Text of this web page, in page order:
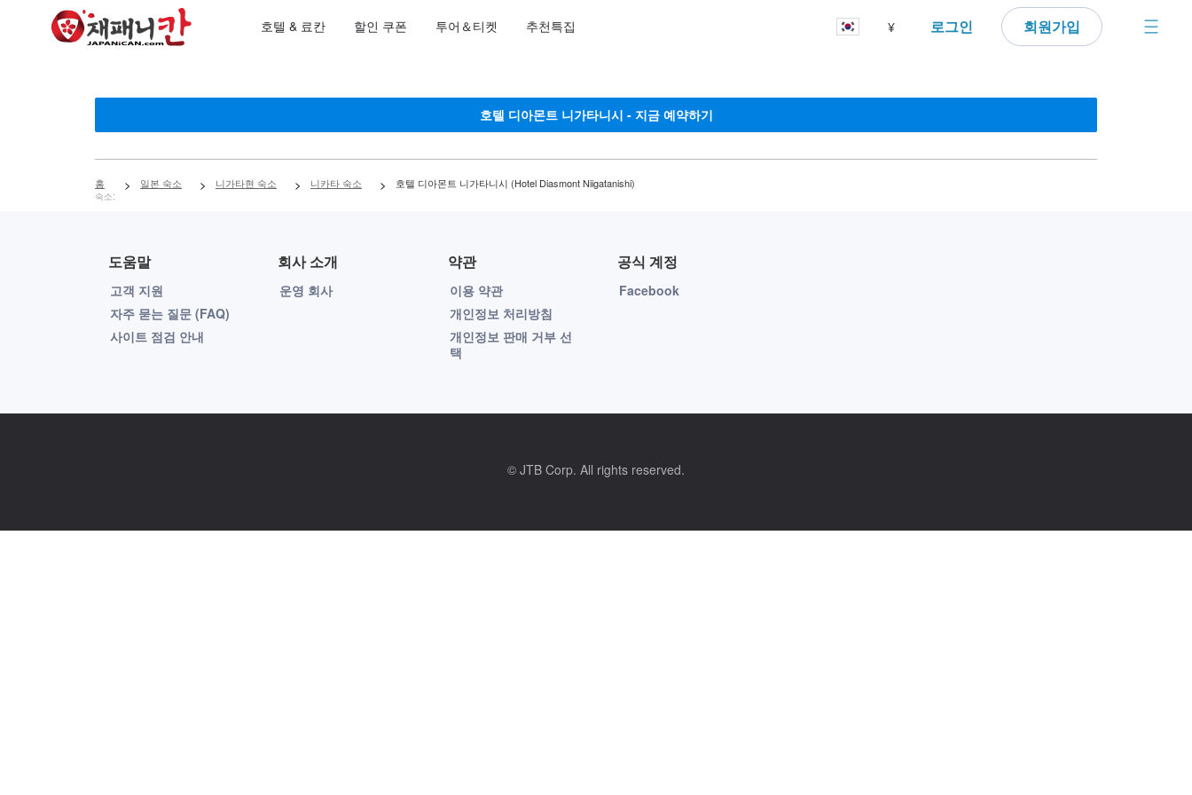
호텔 & 료칸 할인 쿠폰 투어＆티켓 추천특집 ¥ 로그인 회원가입
호텔 디아몬트 니가타니시 - 지금 예약하기
홈
숙소:
> 일본 숙소 > 니가타현 숙소 > 니카타 숙소 > 호텔 디아몬트 니가타니시 (Hotel Diasmont Niigatanishi)
도움말
고객 지원
자주 묻는 질문 (FAQ)
사이트 점검 안내
회사 소개
운영 회사
약관
이용 약관
개인정보 처리방침
개인정보 판매 거부 선
택
공식 계정
Facebook
© JTB Corp. All rights reserved.